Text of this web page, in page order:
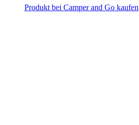
Produkt bei Camper and Go kaufen